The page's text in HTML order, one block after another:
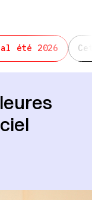
été 2026